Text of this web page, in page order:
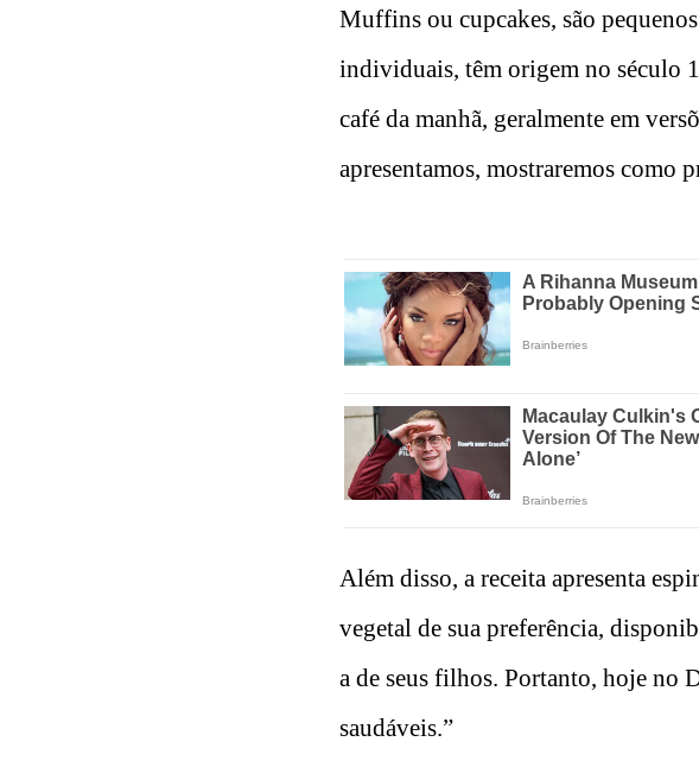
Muffins ou cupcakes, são
individuais, têm origem no século
café da manhã, geralmente em
apresentamos, mostraremos como
Além disso, a receita apresenta
vegetal de sua preferência,
a de seus filhos. Portanto, hoje no
saudáveis.”